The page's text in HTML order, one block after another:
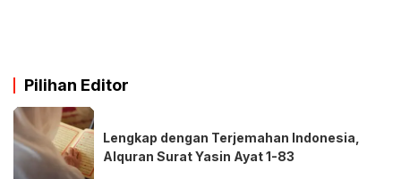
Pilihan Editor
Lengkap dengan Terjemahan Indonesia,
Alquran Surat Yasin Ayat 1-83